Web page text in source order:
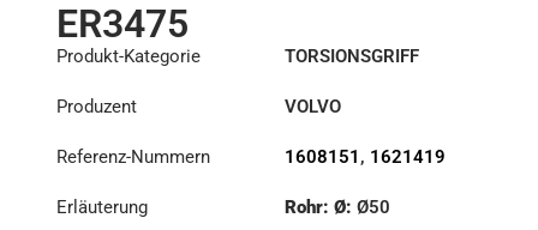
ER3475
Produkt-Kategorie TORSIONSGRIFF
Produzent VOLVO
Referenz-Nummern 1608151 , 1621419
Erläuterung Rohr: Ø: Ø50